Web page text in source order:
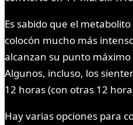
Es sabido que el
colocón mucho más
alcanzan su punto
Algunos, incluso, los
12 horas (con otras 12
Hay varias opciones para